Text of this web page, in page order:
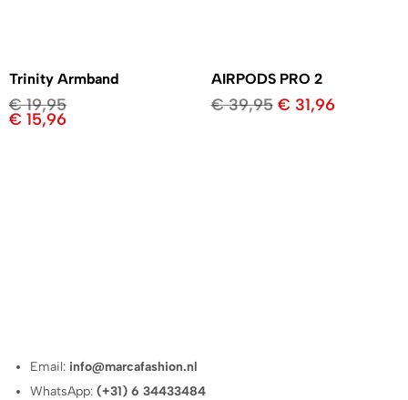
Trinity Armband
€19,95
€ 15,96
AIRPODS PRO 2
€39,95 € 31,96
Email: info@marcafashion.nl
WhatsApp:(+31) 6 34433484